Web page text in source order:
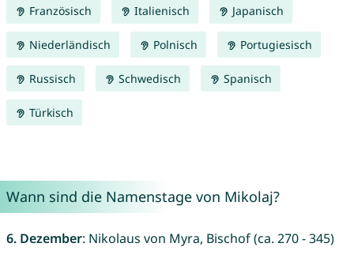
Französisch Italienisch Japanisch
Niederländisch Polnisch Portugiesisch
Russisch Schwedisch Spanisch
Türkisch
Wann sind die Namenstage von Mikolaj?
6. Dezember: Nikolaus von Myra, Bischof (ca. 270 - 345)